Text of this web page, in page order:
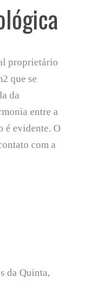
proprietário
que se
da
entre a
é evidente. O
com a
da Quinta,